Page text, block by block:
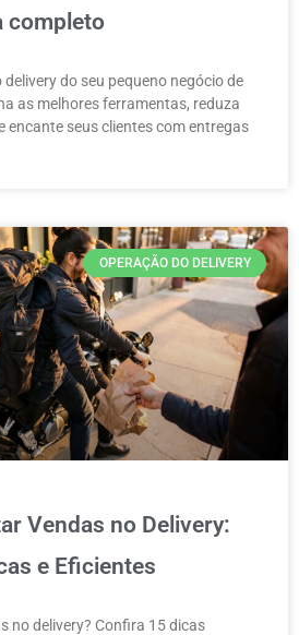
completo
do seu pequeno negócio de
as melhores ferramentas, reduza
encante seus clientes com entregas
OPERAÇÃO DO DELIVERY
Vendas no Delivery:
e Eficientes
no delivery? Confira 15 dicas